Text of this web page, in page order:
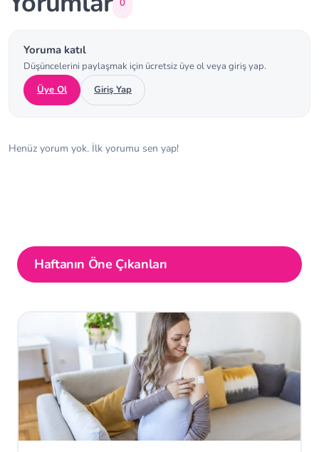
0
Yoruma katıl
Düşüncelerini paylaşmak için ücretsiz üye ol veya giriş yap.
Üye Ol
Giriş Yap
Henüz yorum yok. İlk yorumu sen yap!
Haftanın Öne Çıkanları